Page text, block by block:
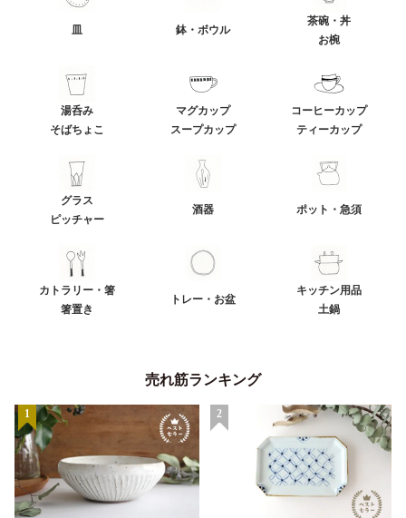
皿 鉢・ボウル
茶碗・丼
お椀
湯呑み
そばちょこ
マグカップ
スープカップ
コーヒーカップ
ティーカップ
グラス
ピッチャー
酒器 ポット・急須
カトラリー・箸
箸置き
トレー・お盆
キッチン用品
土鍋
売れ筋ランキング
1 2